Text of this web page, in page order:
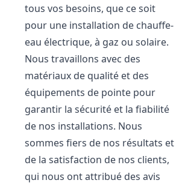
tous vos besoins, que ce soit
pour une installation de chauffe-
eau électrique, à gaz ou solaire.
Nous travaillons avec des
matériaux de qualité et des
équipements de pointe pour
garantir la sécurité et la fiabilité
de nos installations. Nous
sommes fiers de nos résultats et
de la satisfaction de nos clients,
qui nous ont attribué des avis